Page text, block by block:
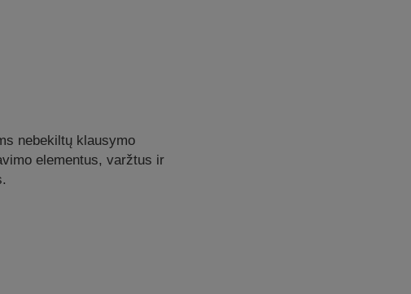
nebekiltų klausymo
elementus, varžtus ir